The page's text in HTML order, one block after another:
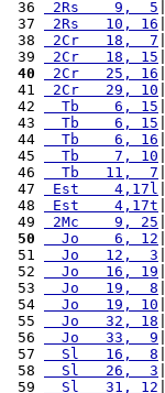
36
2Rs    9,  5
37
2Rs   10, 16
38
2Cr   18,  7
39
2Cr   18, 15
40
2Cr   25, 16
41
2Cr   29, 10
42
  Tb    6, 15
43
  Tb    6, 15
44
  Tb    6, 16
45
  Tb    7, 10
46
  Tb   11,  7
47
Est    4,17l
48
Est    4,17t
49
2Mc    9, 25
50
  Jo    6, 12
51
  Jo   12,  3
52
  Jo   16, 19
53
  Jo   19,  8
54
  Jo   19, 10
55
  Jo   32, 18
56
  Jo   33,  9
57
  Sl   16,  8
58
  Sl   26,  3
59
  Sl   31, 12